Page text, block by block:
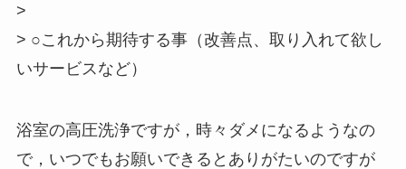
>
> ○これから期待する事（改善点、取り入れて欲し
いサービスなど）
浴室の高圧洗浄ですが，時々ダメになるようなの
で，いつでもお願いできるとありがたいのですが